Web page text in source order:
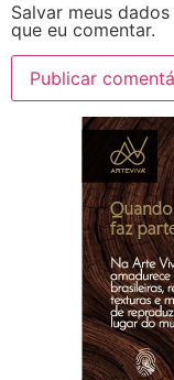
Salvar meus
que eu comentar.